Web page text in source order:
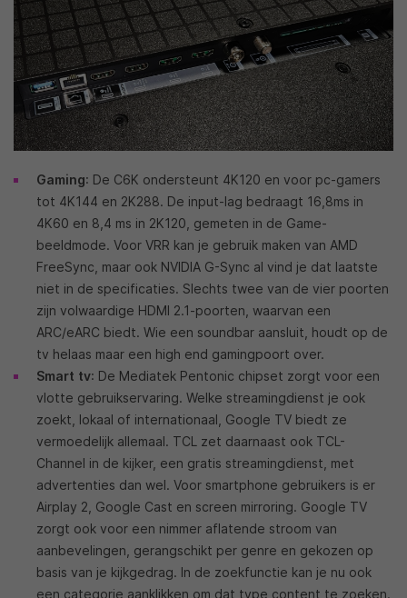
Gaming: De C6K ondersteunt 4K120 en voor pc-gamers
tot 4K144 en 2K288. De input-lag bedraagt 16,8ms in
4K60 en 8,4 ms in 2K120, gemeten in de Game-
beeldmode. Voor VRR kan je gebruik maken van AMD
FreeSync, maar ook NVIDIA G-Sync al vind je dat laatste
niet in de specificaties. Slechts twee van de vier poorten
zijn volwaardige HDMI 2.1-poorten, waarvan een
ARC/eARC biedt. Wie een soundbar aansluit, houdt op de
tv helaas maar een high end gamingpoort over.
Smart tv: De Mediatek Pentonic chipset zorgt voor een
vlotte gebruikservaring. Welke streamingdienst je ook
zoekt, lokaal of internationaal, Google TV biedt ze
vermoedelijk allemaal. TCL zet daarnaast ook TCL-
Channel in de kijker, een gratis streamingdienst, met
advertenties dan wel. Voor smartphone gebruikers is er
Airplay 2, Google Cast en screen mirroring. Google TV
zorgt ook voor een nimmer aflatende stroom van
aanbevelingen, gerangschikt per genre en gekozen op
basis van je kijkgedrag. In de zoekfunctie kan je nu ook
een categorie aanklikken om dat type content te zoeken.